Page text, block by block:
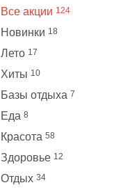
Все акции 124
Новинки 18
Лето 17
Хиты 10
Базы отдыха 7
Еда 8
Красота 58
Здоровье 12
Отдых 34